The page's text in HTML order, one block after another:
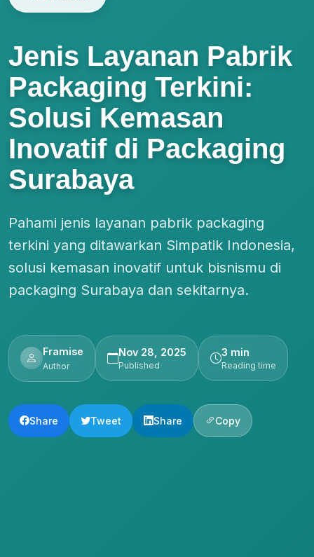
Jenis Layanan Pabrik
Packaging Terkini:
Solusi Kemasan
Inovatif di Packaging
Surabaya
Pahami jenis layanan pabrik packaging
terkini yang ditawarkan Simpatik Indonesia,
solusi kemasan inovatif untuk bisnismu di
packaging Surabaya dan sekitarnya.
Framise
Author
Nov 28, 2025
Published
3 min
Reading time
Share Tweet Share Copy